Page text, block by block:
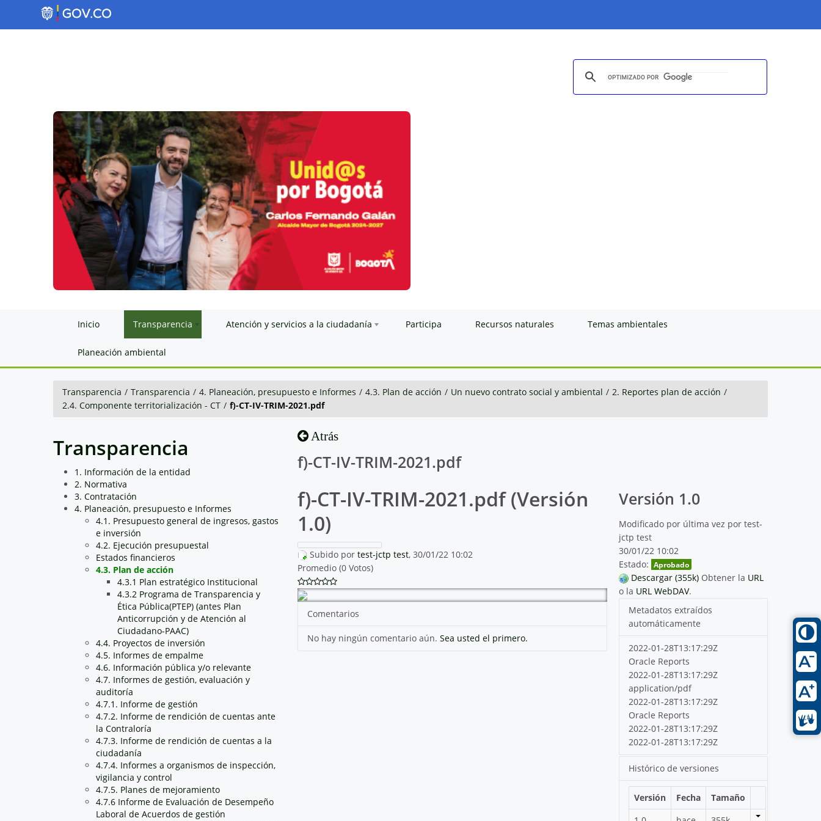
Inicio Transparencia Atención y servicios a la ciudadanía Participa Recursos naturales Temas ambientales
Planeación ambiental
Transparencia / Transparencia / 4. Planeación, presupuesto e Informes / 4.3. Plan de acción / Un nuevo contrato social y ambiental / 2. Reportes plan de acción /
2.4. Componente territorialización - CT / f)-CT-IV-TRIM-2021.pdf
Transparencia
1. Información de la entidad
2. Normativa
3. Contratación
4. Planeación, presupuesto e Informes
4.1. Presupuesto general de ingresos, gastos
e inversión
4.2. Ejecución presupuestal
Estados financieros
4.3. Plan de acción
4.3.1 Plan estratégico Institucional
4.3.2 Programa de Transparencia y
Ética Pública(PTEP) (antes Plan
Anticorrupción y de Atención al
Ciudadano-PAAC)
4.4. Proyectos de inversión
4.5. Informes de empalme
4.6. Información pública y/o relevante
4.7. Informes de gestión, evaluación y
auditoría
4.7.1. Informe de gestión
4.7.2. Informe de rendición de cuentas ante
la Contraloría
4.7.3. Informe de rendición de cuentas a la
ciudadanía
4.7.4. Informes a organismos de inspección,
vigilancia y control
4.7.5. Planes de mejoramiento
4.7.6 Informe de Evaluación de Desempeño
Laboral de Acuerdos de gestión
Atrás
f)-CT-IV-TRIM-2021.pdf
f)-CT-IV-TRIM-2021.pdf (Versión
1.0)
Subido por test-jctp test, 30/01/22 10:02
Promedio (0 Votos)
Comentarios
No hay ningún comentario aún. Sea usted el primero.
Versión 1.0
Modificado por última vez por test-
jctp test
30/01/22 10:02
Estado: Aprobado
Descargar (355k) Obtener la URL
o la URL WebDAV.
Metadatos extraídos
automáticamente
2022-01-28T13:17:29Z
Oracle Reports
2022-01-28T13:17:29Z
application/pdf
2022-01-28T13:17:29Z
Oracle Reports
2022-01-28T13:17:29Z
2022-01-28T13:17:29Z
Histórico de versiones
Versión Fecha
Tamaño